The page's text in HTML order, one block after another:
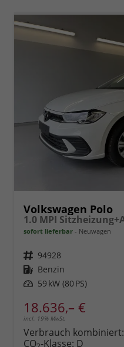
Volkswagen Polo
sofort lieferbar Neuwagen
Fahrzeugnr. 94928
Kraftstoff Benzin
Leistung 59 kW (80 PS)
18.636,– €
incl. 19% MwSt.
Verbrauch kombiniert:
CO -Klasse: D